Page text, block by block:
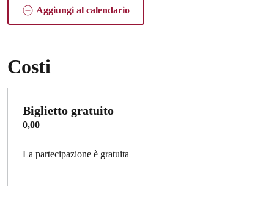
Aggiungi al calendario
Costi
Biglietto gratuito
0,00
La partecipazione è gratuita